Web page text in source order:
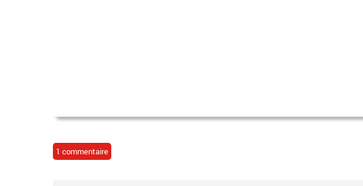
1 commentaire